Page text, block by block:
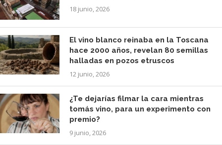
18 junio, 2026
El vino blanco reinaba en la Toscana
hace 2000 años, revelan 80 semillas
halladas en pozos etruscos
12 junio, 2026
¿Te dejarías filmar la cara mientras
tomás vino, para un experimento con
premio?
9 junio, 2026